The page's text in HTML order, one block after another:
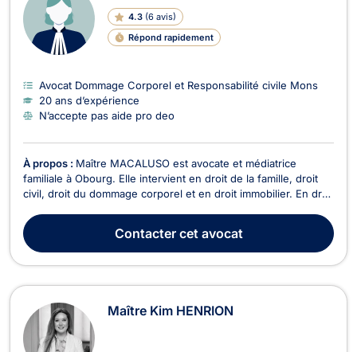
4.3 (6 avis)
Répond rapidement
Avocat Dommage Corporel et Responsabilité civile Mons
20 ans d’expérience
N’accepte pas aide pro deo
À propos : Maître MACALUSO est avocate et médiatrice
familiale à Obourg. Elle intervient en droit de la famille, droit
civil, droit du dommage corporel et en droit immobilier. En droit
de séparation de couples mariés ou non. Elle vous
accompagne dans les conséquences li...
Contactercet avocat
Maître Kim HENRION